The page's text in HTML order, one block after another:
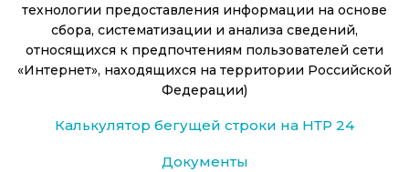
технологии предоставления информации на основе
сбора, систематизации и анализа сведений,
относящихся к предпочтениям пользователей сети
«Интернет», находящихся на территории Российской
Федерации)
Калькулятор бегущей строки на НТР 24
Документы